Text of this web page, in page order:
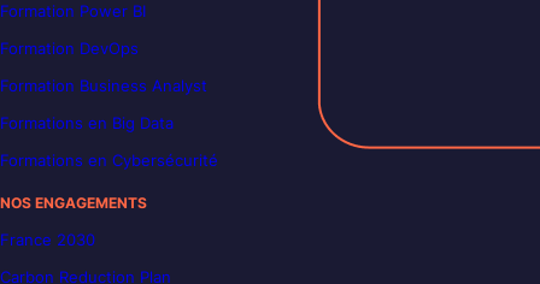
Formation Power BI
Formation DevOps
Formation Business Analyst
Formations en Big Data
Formations en Cybersécurité
NOS ENGAGEMENTS
France 2030
Carbon Reduction Plan